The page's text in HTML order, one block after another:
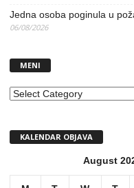
Jedna osoba poginula u
06/08/2026
MENI
MENI
KALENDAR OBJAVA
August